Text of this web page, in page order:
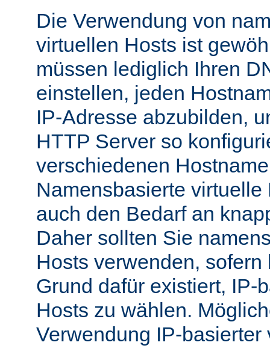
Die Verwendung von
virtuellen Hosts ist
müssen lediglich Ihren
einstellen, jeden
IP-Adresse abzubilden,
HTTP Server so
verschiedenen
Namensbasierte
auch den Bedarf an
Daher sollten Sie
Hosts verwenden,
Grund dafür existiert, IP-
Hosts zu wählen.
Verwendung IP-